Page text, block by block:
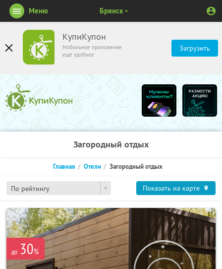
КупиКупон
Мобильное приложение
ещё удобнее
Загрузить
Меню Брянск
Загородный отдых
По рейтингу
Главная Отели Загородный отдых
Показать на карте
до 30%